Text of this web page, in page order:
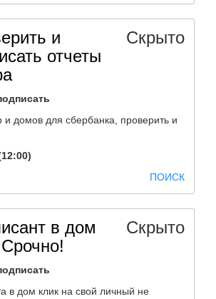
и
отчеты
Скрыто
и домов для сбербанка, проверить и
ПОИСК
в дом
Скрыто
в дом клик на свой личный не